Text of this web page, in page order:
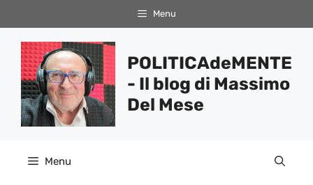
al
contenuto
Menu
POLITICAdeMENTE
- Il blog di Massimo
Del Mese
Menu